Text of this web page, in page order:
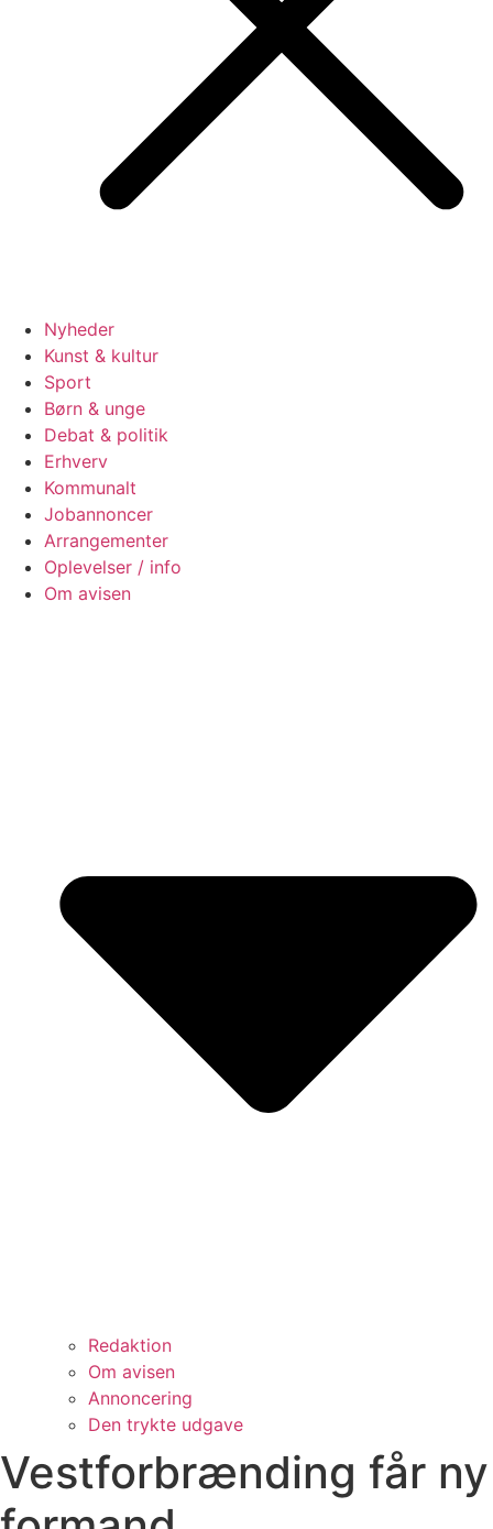
Nyheder
Kunst & kultur
Sport
Børn & unge
Debat & politik
Erhverv
Kommunalt
Jobannoncer
Arrangementer
Oplevelser / info
Om avisen
Redaktion
Om avisen
Annoncering
Den trykte udgave
Vestforbrænding får ny